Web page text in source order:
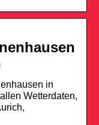
in
Wetterdaten,